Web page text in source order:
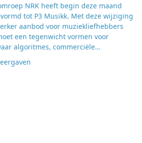
NRK heeft begin deze maand
tot P3 Musikk. Met deze wijziging
aanbod voor muziekliefhebbers
een tegenwicht vormen voor
algoritmes, commerciële
Bugge draait P3 Musikk niet alleen